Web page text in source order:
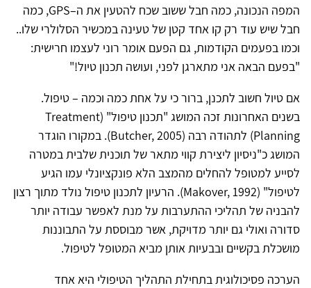
המפה הנכונה, כמה חבל ששוב שכח להטעין את ה–GPS, כמה
חבל שיש עוד רק קו אחד קטן של טעינה במכשיר הסלולרי שלו..
וכמו בפעמים הקודמות, גם הפעם אומר רוני לעצמו חרישית:
"בפעם הבאה אני מתארגן לפני, ועושה תכנון טיול!"
אם טיול חשוב לתכנן, ברור כי על אחת כמה וכמה – טיפול.
בשנים האחרונות זכה המושג "תכנון טיפול" (Treatment
Planning) לתהודה רבה (Butcher, 2005). במקורו הוגדר
המושג כ"ניסיון ליצירת קווי מתאר של תוכנית שלבית במטרה
לסייע למטופל להחלים מהמצב הלא פונקציונלי עמו הגיע
לטיפול" (Makover, 1992). הרעיון לתכנון טיפול נולד מתוך רצון
להבניה של תהליכי ההתערבות על מנת לאפשר עבודה יותר
סדורה ואולי גם יותר מדויקת, אשר מבוססת על התבוננות
מושכלת בקשיים ובבעיות אותן מביא המטופל לטיפול.
הערכה פסיכולוגית בתחילת התהליך הטיפולי היא אחד